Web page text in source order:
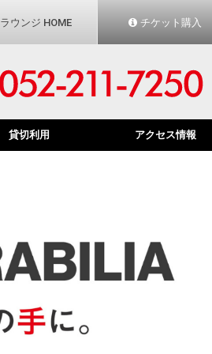
ラウンジ HOME チケット購入
貸切利用 アクセス情報